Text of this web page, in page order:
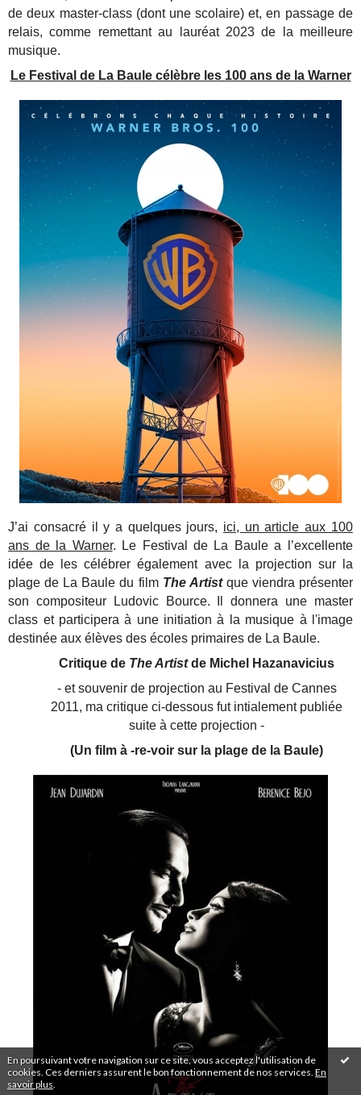
En poursuivant votre navigation sur ce site, vous acceptez l'utilisation de
cookies. Ces derniers assurent le bon fonctionnement de nos services. En
savoir plus
de deux master-class (dont une scolaire) et, en passage de
relais, comme remettant au lauréat 2023 de la meilleure
musique.
Le Festival de La Baule célèbre les 100 ans de la Warner
J’ai consacré il y a quelques jours, ici, un article aux 100
ans de la Warner. Le Festival de La Baule a l’excellente
idée de les célébrer également avec la projection sur la
plage de La Baule du film The Artistque viendra présenter
son compositeur Ludovic Bource. Il donnera une master
class et participera à une initiation à la musique à l'image
destinée aux élèves des écoles primaires de La Baule.
Critique de The Artistde Michel Hazanavicius
- et souvenir de projection au Festival de Cannes
2011, ma critique ci-dessous fut intialement publiée
suite à cette projection -
(Un film à -re-voir sur la plage de la Baule)